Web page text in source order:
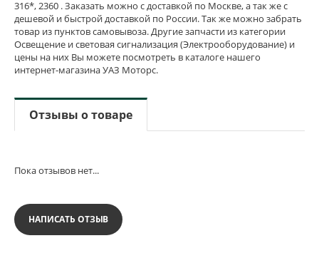
316*, 2360 . Заказать можно с доставкой по Москве, а так же с
дешевой и быстрой доставкой по России. Так же можно забрать
товар из пунктов самовывоза. Другие запчасти из категории
Освещение и световая сигнализация (Электрооборудование) и
цены на них Вы можете посмотреть в каталоге нашего
интернет-магазина УАЗ Моторс.
Отзывы о товаре
Пока отзывов нет...
НАПИСАТЬ ОТЗЫВ